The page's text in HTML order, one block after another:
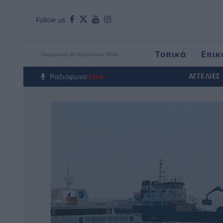
Follow us
Παρασκευή 07 Αυγούστου 2026 Τοπικά
Around The
Ραδιόφωνο Live ΑΓΓΕΛΙΕΣ